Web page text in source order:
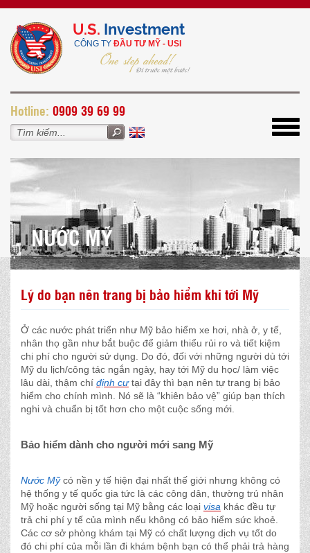
U.S. Investment
CÔNG TY ĐẦU TƯ MỸ - USI
Hotline: 0909 39 69 99
NƯỚC MỸ
Lý do bạn nên trang bị bảo hiểm khi tới Mỹ
Ở các nước phát triển như Mỹ bảo hiểm xe hơi, nhà ở, y tế,
nhân thọ gần như bắt buộc để giảm thiểu rủi ro và tiết kiệm
chi phí cho người sử dụng. Do đó, đối với những người dù tới
Mỹ du lịch/công tác ngắn ngày, hay tới Mỹ du học/ làm việc
lâu dài, thậm chí định cưtại đây thì bạn nên tự trang bị bảo
hiểm cho chính mình. Nó sẽ là “khiên bảo vệ” giúp bạn thích
nghi và chuẩn bị tốt hơn cho một cuộc sống mới.
Bảo hiểm dành cho người mới sang Mỹ
Nước Mỹcó nền y tế hiện đại nhất thế giới nhưng không có
hệ thống y tế quốc gia tức là các công dân, thường trú nhân
Mỹ hoặc người sống tại Mỹ bằng các loại visa khác đều tự
trả chi phí y tế của mình nếu không có bảo hiểm sức khoẻ.
Các cơ sở phòng khám tại Mỹ có chất lượng dịch vụ tốt do
đó chi phí của mỗi lần đi khám bệnh bạn có thể phải trả hàng